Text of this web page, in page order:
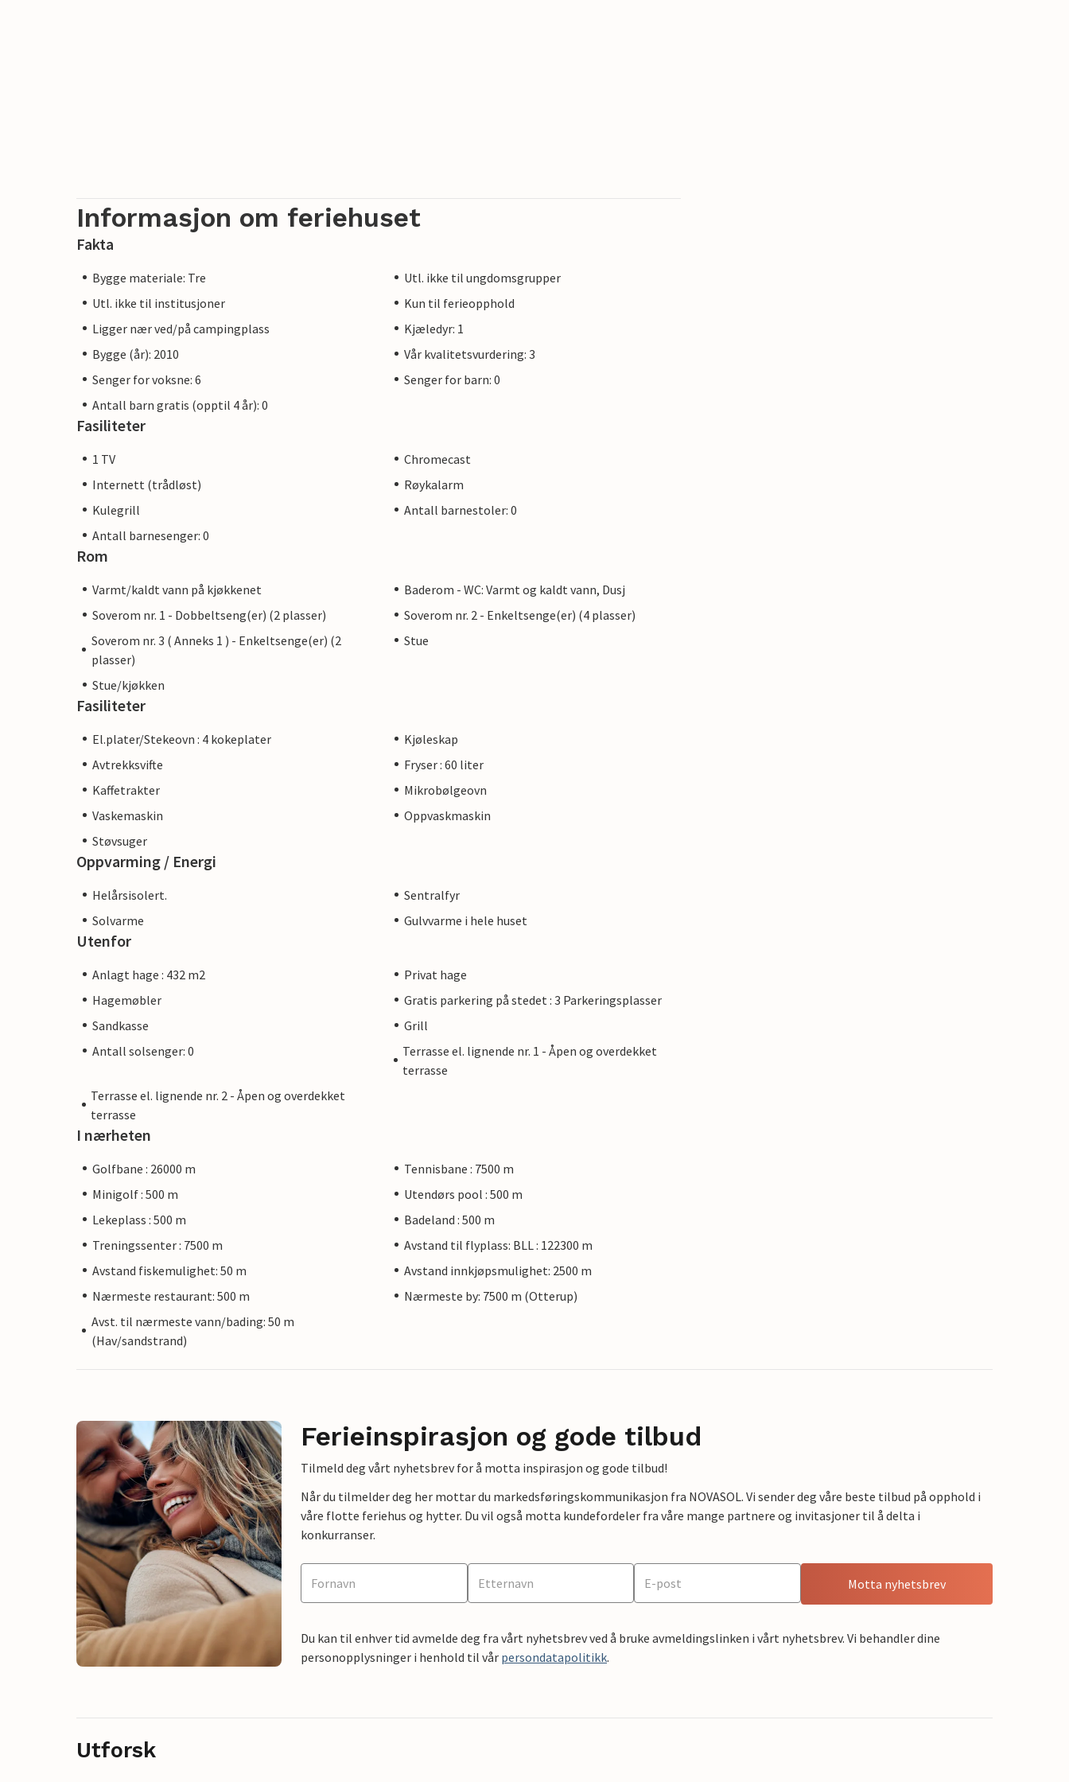
Informasjon om feriehuset
Fakta
Bygge materiale: Tre
Utl. ikke til ungdomsgrupper
Utl. ikke til institusjoner
Kun til ferieopphold
Ligger nær ved/på campingplass
Kjæledyr: 1
Bygge (år): 2010
Vår kvalitetsvurdering: 3
Senger for voksne: 6
Senger for barn: 0
Antall barn gratis (opptil 4 år): 0
Fasiliteter
1 TV
Chromecast
Internett (trådløst)
Røykalarm
Kulegrill
Antall barnestoler: 0
Antall barnesenger: 0
Rom
Varmt/kaldt vann på kjøkkenet
Baderom - WC: Varmt og kaldt vann, Dusj
Soverom nr. 1 - Dobbeltseng(er) (2 plasser)
Soverom nr. 2 - Enkeltsenge(er) (4 plasser)
Soverom nr. 3 ( Anneks 1 ) - Enkeltsenge(er) (2
plasser)
Stue
Stue/kjøkken
Fasiliteter
El.plater/Stekeovn : 4 kokeplater
Kjøleskap
Avtrekksvifte
Fryser : 60 liter
Kaffetrakter
Mikrobølgeovn
Vaskemaskin
Oppvaskmaskin
Støvsuger
Oppvarming / Energi
Helårsisolert.
Sentralfyr
Solvarme
Gulvvarme i hele huset
Utenfor
Anlagt hage : 432 m2
Privat hage
Hagemøbler
Gratis parkering på stedet : 3 Parkeringsplasser
Sandkasse
Grill
Antall solsenger: 0
Terrasse el. lignende nr. 1 - Åpen og overdekket
terrasse
Terrasse el. lignende nr. 2 - Åpen og overdekket
terrasse
I nærheten
Golfbane : 26000 m
Tennisbane : 7500 m
Minigolf : 500 m
Utendørs pool : 500 m
Lekeplass : 500 m
Badeland : 500 m
Treningssenter : 7500 m
Avstand til flyplass: BLL : 122300 m
Avstand fiskemulighet: 50 m
Avstand innkjøpsmulighet: 2500 m
Nærmeste restaurant: 500 m
Nærmeste by: 7500 m (Otterup)
Avst. til nærmeste vann/bading: 50 m
(Hav/sandstrand)
Ferieinspirasjon og gode tilbud
Tilmeld deg vårt nyhetsbrev for å motta inspirasjon og gode tilbud!
Når du tilmelder deg her mottar du markedsføringskommunikasjon fra NOVASOL. Vi sender deg våre beste tilbud på opphold i
våre flotte feriehus og hytter. Du vil også motta kundefordeler fra våre mange partnere og invitasjoner til å delta i
konkurranser.
Motta nyhetsbrev
Du kan til enhver tid avmelde deg fra vårt nyhetsbrev ved å bruke avmeldingslinken i vårt nyhetsbrev. Vi behandler dine
personopplysninger i henhold til vår persondatapolitikk.
Utforsk